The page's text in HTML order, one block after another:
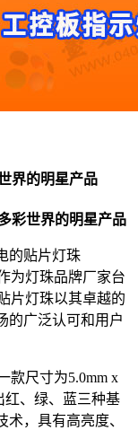
界的明星产品
彩世界的明星产品
的贴片灯珠
为灯珠品牌厂家台
片灯珠以其卓越的
的广泛认可和用户
款尺寸为5.0mm x
红、绿、蓝三种基
，具有高亮度、